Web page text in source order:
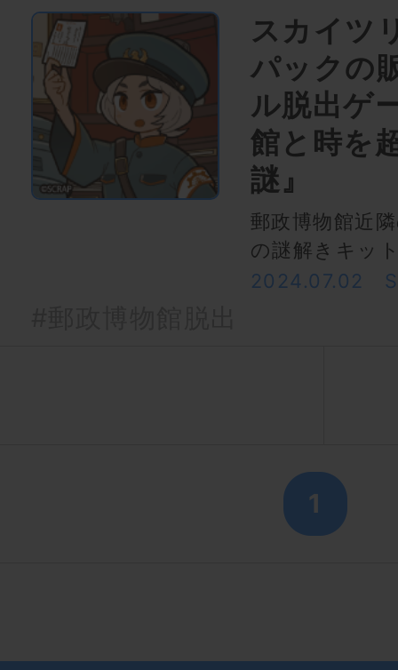
スカイツ
パックの
ル脱出ゲ
館と時を
謎』
郵政博物館近
の謎解きキッ
2024.07.02
1